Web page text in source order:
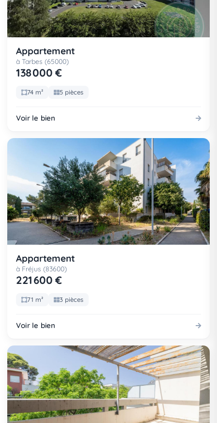
Appartement
à Tarbes (65000)
138 000 €
74 m² 5 pièces
Voir le bien
Appartement
à Fréjus (83600)
221 600 €
71 m² 3 pièces
Voir le bien